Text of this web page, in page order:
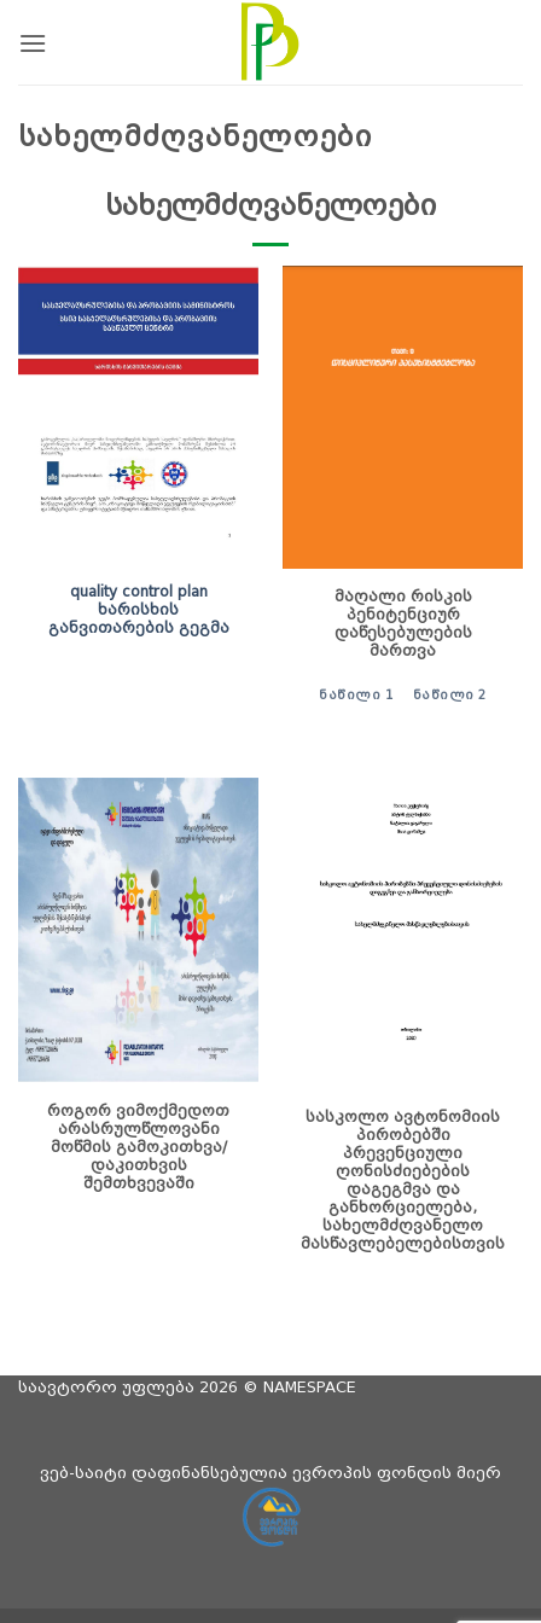
ᲡᲐᲮᲔᲚᲛᲫᲦᲕᲐᲜᲔᲚᲝᲔᲑᲘ
სახელმძღვანელოები
quality control plan
ხარისხის
განვითარების გეგმა
მაღალი რისკის
პენიტენციურ
დაწესებულების
მართვა
ᲜᲐᲬᲘᲚᲘ 1 ᲜᲐᲬᲘᲚᲘ 2
როგორ ვიმოქმედოთ
არასრულწლოვანი
მოწმის გამოკითხვა/
დაკითხვის
შემთხვევაში
სასკოლო ავტონომიის
პირობებში
პრევენციული
ღონისძიებების
დაგეგმვა და
განხორციელება,
სახელმძღვანელო
მასწავლებელებისთვის
საავტორო უფლება 2026 © NAMESPACE
ვებ-საიტი დაფინანსებულია ევროპის ფონდის მიერ